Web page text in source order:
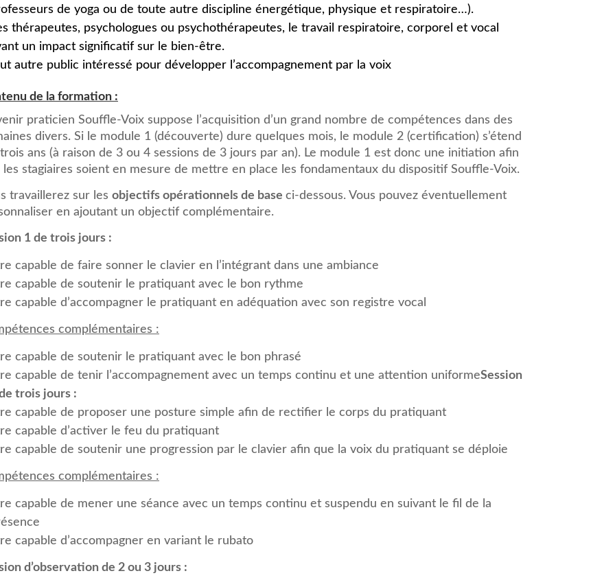
de yoga ou de toute autre discipline énergétique, physique et respiratoire…).
thérapeutes, psychologues ou psychothérapeutes, le travail respiratoire, corporel et vocal
un impact significatif sur le bien-être.
autre public intéressé pour développer l’accompagnement par la voix
de la formation :
praticien Souffle-Voix suppose l’acquisition d’un grand nombre de compétences dans des
divers. Si le module 1 (découverte) dure quelques mois, le module 2 (certification) s’étend
ans (à raison de 3 ou 4 sessions de 3 jours par an). Le module 1 est donc une initiation afin
les stagiaires soient en mesure de mettre en place les fondamentaux du dispositif Souffle-Voix.
travaillerez sur les objectifs opérationnels de base ci-dessous. Vous pouvez éventuellement
en ajoutant un objectif complémentaire.
1 de trois jours :
capable de faire sonner le clavier en l’intégrant dans une ambiance
capable de soutenir le pratiquant avec le bon rythme
capable d’accompagner le pratiquant en adéquation avec son registre vocal
complémentaires :
capable de soutenir le pratiquant avec le bon phrasé
capable de tenir l’accompagnement avec un temps continu et une attention uniformeSession
trois jours :
capable de proposer une posture simple afin de rectifier le corps du pratiquant
capable d’activer le feu du pratiquant
capable de soutenir une progression par le clavier afin que la voix du pratiquant se déploie
complémentaires :
capable de mener une séance avec un temps continu et suspendu en suivant le fil de la
capable d’accompagner en variant le rubato
d’observation de 2 ou 3 jours :